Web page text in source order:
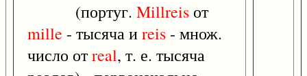
(португ. Millreis от
mille - тысяча иreis - множ.
число отreal, т. е. тысяча